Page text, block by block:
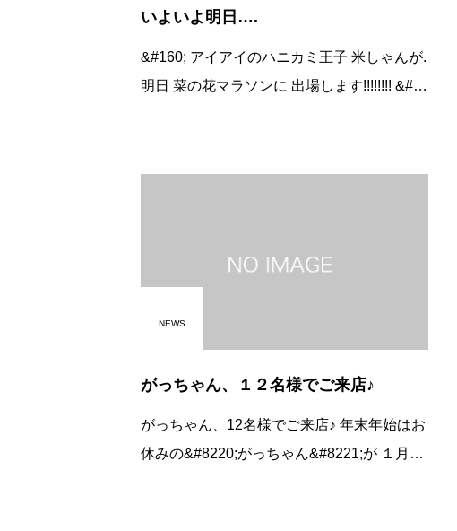
いよいよ明日….
&#160; アイアイのハニカミ王子 米しゃんが.
明日 菜の花マラソンに 出場します!!!!!!!! &#1
NEWS
がっちゃん、１２名様でご来店♪
がっちゃん、12名様でご来店♪ 年末年始はお
休みの&#8220;がっちゃん&#8221;が １月３